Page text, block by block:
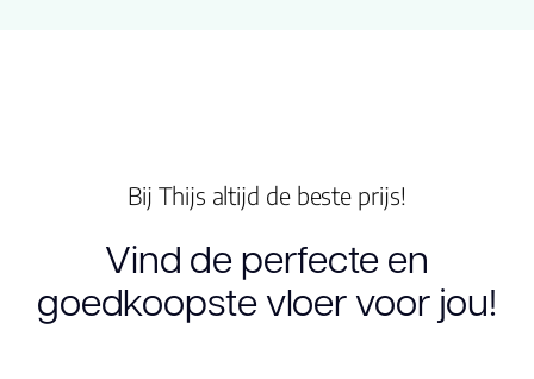
Woongebruik
(jaren)
Bij Thijs altijd de beste prijs!
Vind de perfecte en
goedkoopste vloer voor jou!